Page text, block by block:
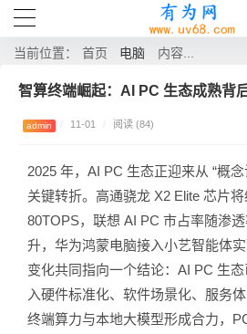
当前位置： 首页 电脑 内容...
智算终端崛起：AI PC 生态成熟背
admin / 11-01 / 阅读 (84)
2025 年，AI PC 生态正迎来从 “概念
关键转折。高通骁龙 X2 Elite 芯片
80TOPS，联想 AI PC 市占率随渗
升，华为鸿蒙电脑接入小艺智能体
变化共同指向一个结论：AI PC 生
入硬件标准化、软件场景化、服务
终端算力与本地大模型形成合力，